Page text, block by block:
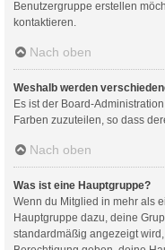
Benutzergruppe erstellen
kontaktieren.
Nach oben
Weshalb werden
Es ist der Board-
Farben zuzuteilen, so dass
Nach oben
Was ist eine Hauptgruppe?
Wenn du Mitglied in mehr als
Hauptgruppe dazu, deine
standardmäßig angezeigt